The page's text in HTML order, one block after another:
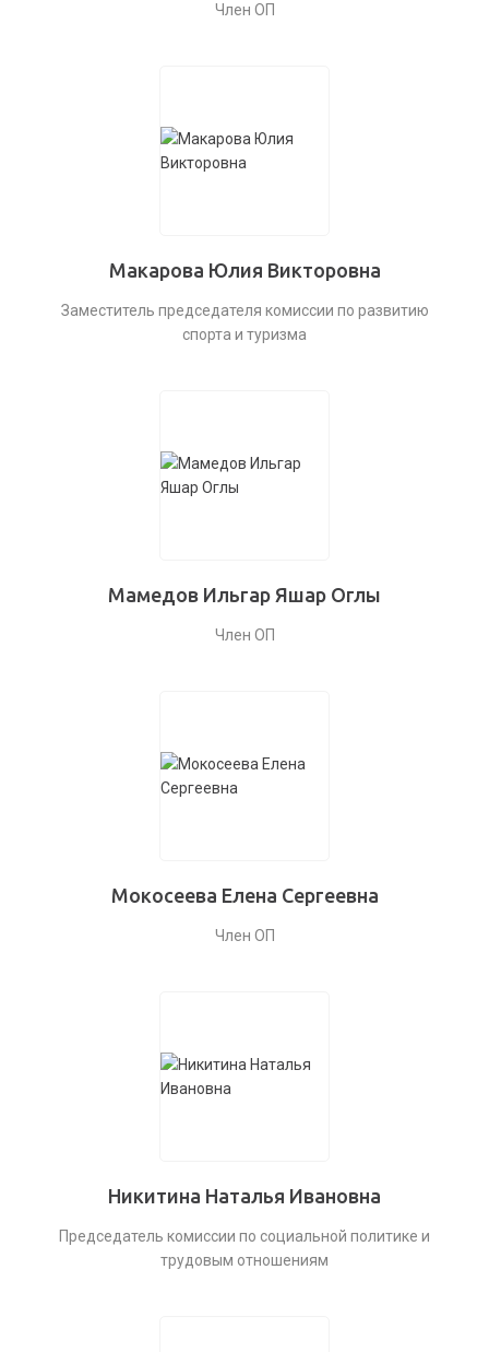
Член ОП
Макарова Юлия Викторовна
Заместитель председателя комиссии по развитию
спорта и туризма
Мамедов Ильгар Яшар Оглы
Член ОП
Мокосеева Елена Сергеевна
Член ОП
Никитина Наталья Ивановна
Председатель комиссии по социальной политике и
трудовым отношениям